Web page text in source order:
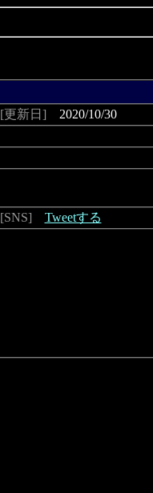
[更新日] 2020/10/30
[SNS]
Tweetする